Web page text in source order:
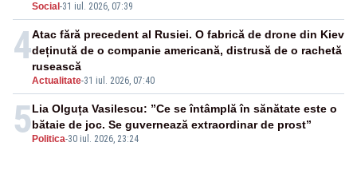
Social -31 iul. 2026, 07:39
4
Actualitate-31 iul. 2026, 07:40
Atac fără precedent al Rusiei. O fabrică de drone din Kiev
deținută de o companie americană, distrusă de o rachetă
rusească
5 Politica-30 iul. 2026, 23:24
Lia Olguța Vasilescu: ”Ce se întâmplă în sănătate este o
bătaie de joc. Se guvernează extraordinar de prost”